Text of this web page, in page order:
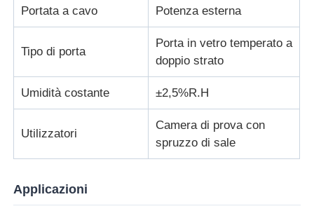
Portata a cavo Potenza esterna
Tipo di porta
Porta in vetro temperato a
doppio strato
Umidità costante ±2,5%R.H
Utilizzatori
Camera di prova con
spruzzo di sale
Applicazioni